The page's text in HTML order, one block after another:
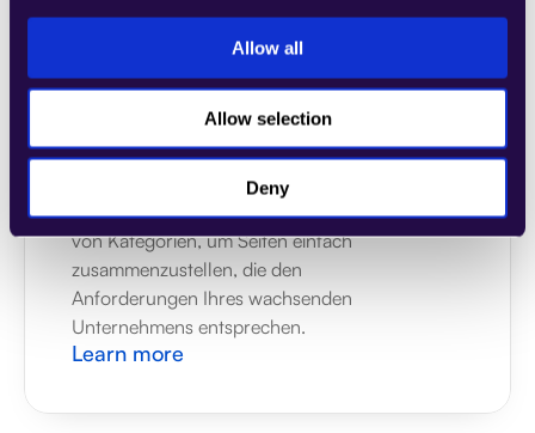
Allow all
Allow selection
Deny
Kombinieren Sie Abschnitte aus einer Reihe
von Kategorien, um Seiten einfach
zusammenzustellen, die den
Anforderungen Ihres wachsenden
Unternehmens entsprechen.
Learn more